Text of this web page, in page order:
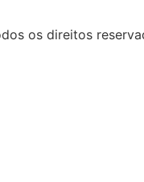
os direitos